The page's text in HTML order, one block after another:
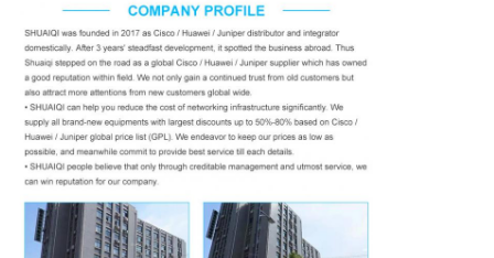
バ
シ
ー
ポ
リ